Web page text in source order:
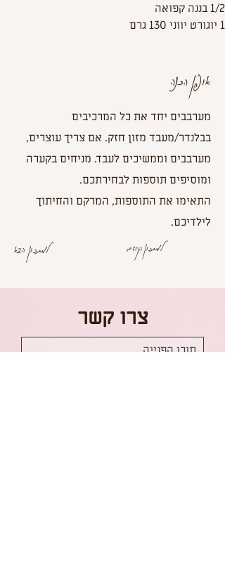
אופן הכנה
מערבבים יחד את כל המרכיבים
בבלנדר/מעבד מזון חזק. אם צריך עוצרים,
מערבבים וממשיכים לעבד. מניחים בקערה
ומוסיפים תוספות לבחירתכם.
התאימו את התוספות, המרקם והחיתוך
לילדיכם.
1/2 בננה קפואה
1 יוגורט יווני 130 גרם
למתכון הבא למתכון הקודם
צרו קשר